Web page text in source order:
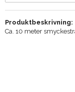
Produktbeskrivning:
Ca. 10 meter